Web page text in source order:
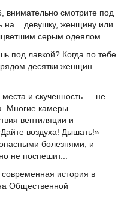
внимательно смотрите под
на... девушку, женщину или
серым одеялом.
под лавкой? Когда по тебе
десятки женщин
места и скученность — не
Многие камеры
вентиляции и
воздуха! Дышать!»
болезнями, и
не поспешит...
история в
Общественной